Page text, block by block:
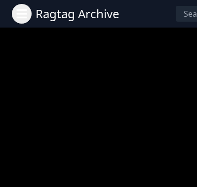
Ragtag Archive